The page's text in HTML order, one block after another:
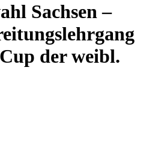
Sachsen –
der weibl.